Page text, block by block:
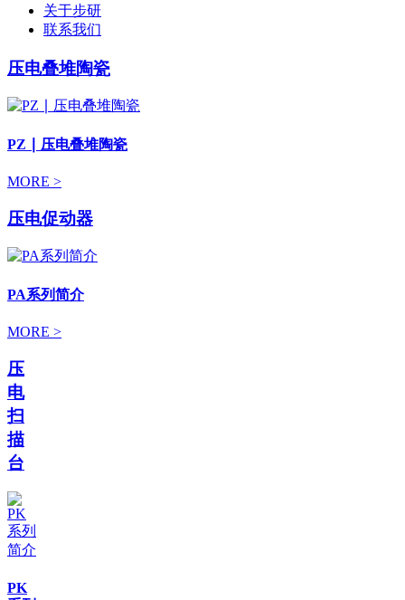
关于步研
联系我们
压电叠堆陶瓷
PZ ∣ 压电叠堆陶瓷
MORE >
压电促动器
PA系列简介
MORE >
压
电
扫
描
台
PK